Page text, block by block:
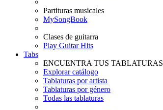
Partituras musicales
MySongBook
Clases de guitarra
Play Guitar Hits
Tabs
ENCUENTRA TUS TABLATURAS
Explorar catálogo
Tablaturas por artista
Tablaturas por género
Todas las tablaturas